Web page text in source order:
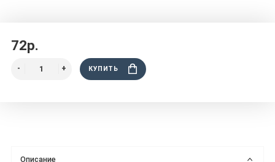
72р.
КУПИТЬ
Описание